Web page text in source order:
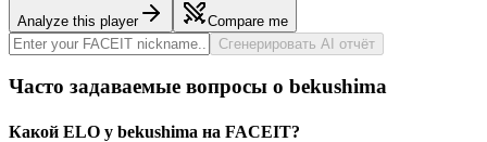
Analyze this player
Compare me
Сгенерировать AI отчёт
Часто задаваемые вопросы о bekushima
Какой ELO у bekushima на FACEIT?